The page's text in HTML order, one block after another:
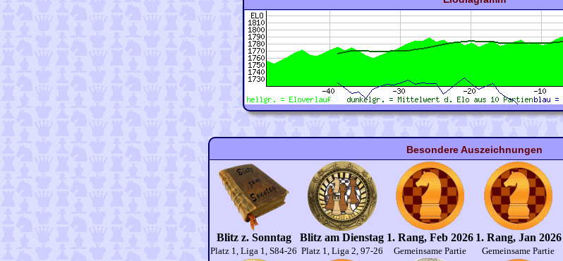
Besondere Auszeichnungen
Blitz z. Sonntag
Platz 1, Liga 1, S84-26
Blitz am Dienstag
Platz 1, Liga 2, 97-26
1. Rang, Feb 2026
Gemeinsame Partie
1. Rang, Jan 2026
Gemeinsame Partie